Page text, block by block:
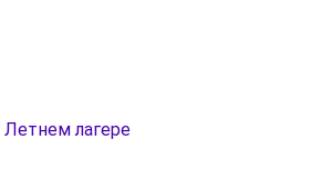
Летнем лагере